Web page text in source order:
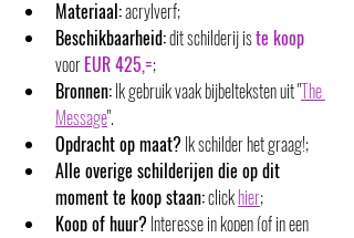
Materiaal: acrylverf;
Beschikbaarheid: dit schilderij is te koop
voor EUR 425,=;
Bronnen: Ik gebruik vaak bijbelteksten uit "The
Message".
Opdracht op maat? Ik schilder het graag!;
Alle overige schilderijen die op dit
moment te koop staan: click hier;
Koop of huur? Interesse in kopen (of in een